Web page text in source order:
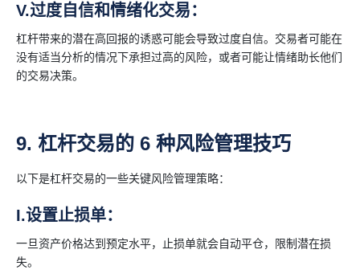
V.过度自信和情绪化交易：
杠杆带来的潜在高回报的诱惑可能会导致过度自信。交易者可能在
没有适当分析的情况下承担过高的风险，或者可能让情绪助长他们
的交易决策。
9. 杠杆交易的 6 种风险管理技巧
以下是杠杆交易的一些关键风险管理策略：
I.设置止损单：
一旦资产价格达到预定水平，止损单就会自动平仓，限制潜在损
失。